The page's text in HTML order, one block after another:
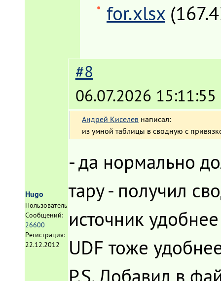
for.xlsx
Hugo
Пользователь
Сообщений:
26600
Регистрация:
22.12.2012
#8
06.07.2026 15:11:55
Андрей Киселев написал:
из умной таблицы в сводную с
- да нормально
тару - получил
источник
UDF тоже
P.S. Добавил в